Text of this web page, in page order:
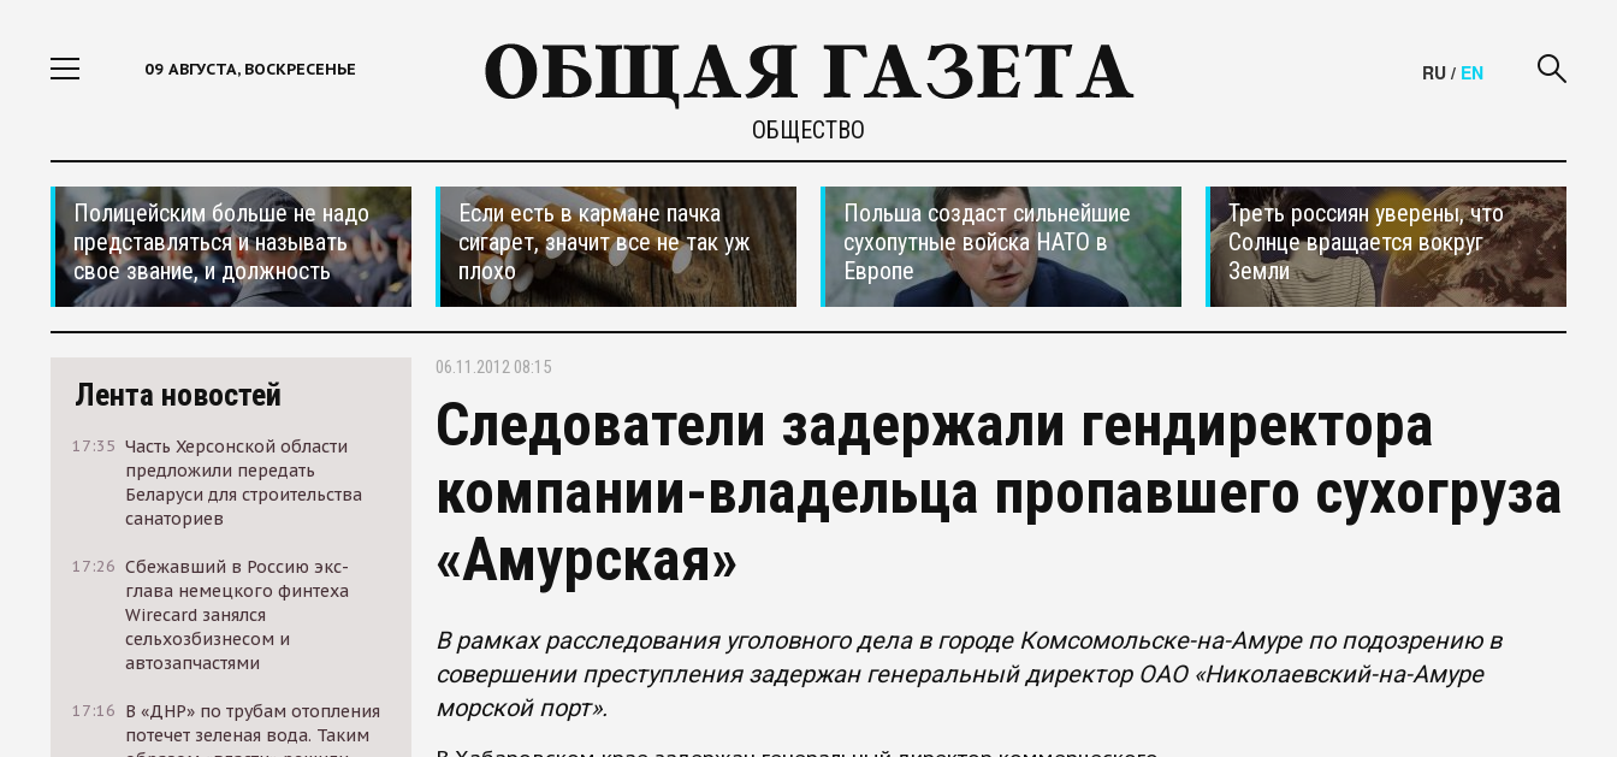
09 АВГУСТА, ВОСКРЕСЕНЬЕ
ОБЩЕСТВО
RU / EN
Полицейским больше не надо
представляться и называть
свое звание, и должность
Если есть в кармане пачка
сигарет, значит все не так уж
плохо
Польша создаст сильнейшие
сухопутные войска НАТО в
Европе
Треть россиян уверены, что
Солнце вращается вокруг
Земли
Лента новостей
17:35 Часть Херсонской области
предложили передать
Беларуси для строительства
санаториев
17:26 Сбежавший в Россию экс-
глава немецкого финтеха
Wirecard занялся
сельхозбизнесом и
автозапчастями
17:16 В «ДНР» по трубам отопления
потечет зеленая вода. Таким
06.11.2012 08:15
Следователи задержали гендиректора
компании-владельца пропавшего сухогруза
«Амурская»
В рамках расследования уголовного дела в городе Комсомольске-на-Амуре по подозрению в
совершении преступления задержан генеральный директор ОАО «Николаевский-на-Амуре
морской порт».